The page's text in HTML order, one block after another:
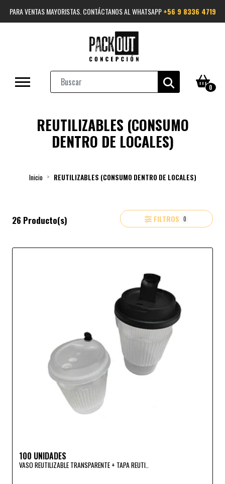
PARA VENTAS MAYORISTAS. CONTÁCTANOS AL WHATSAPP+56 9 8336 4719
0
REUTILIZABLES (CONSUMO
DENTRO DE LOCALES)
Inicio REUTILIZABLES (CONSUMO DENTRO DE LOCALES)
26 Producto(s) FILTROS 0
100 UNIDADES
VASO REUTILIZABLE TRANSPARENTE + TAPA REUTI..